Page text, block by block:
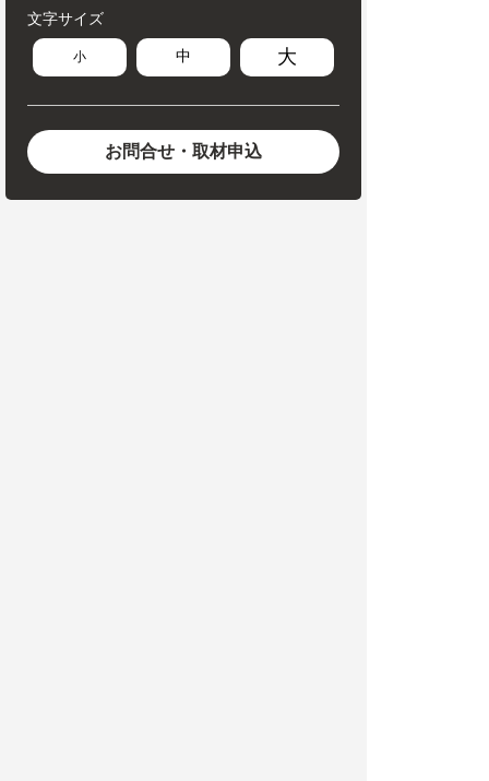
文字サイズ
小 中 大
お問合せ・取材申込